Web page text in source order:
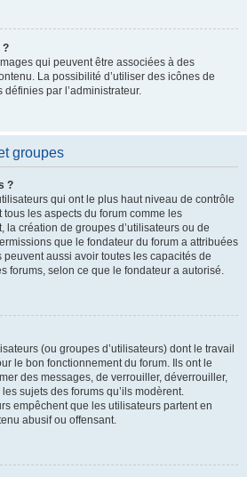
?
qui peuvent être associées à des
La possibilité d’utiliser des icônes de
par l’administrateur.
groupes
?
qui ont le plus haut niveau de contrôle
les aspects du forum comme les
la création de groupes d’utilisateurs ou de
que le fondateur du forum a attribuées
aussi avoir toutes les capacités de
forums, selon ce que le fondateur a autorisé.
(ou groupes d’utilisateurs) dont le travail
le bon fonctionnement du forum. Ils ont le
des messages, de verrouiller, déverrouiller,
sujets des forums qu’ils modèrent.
empêchent que les utilisateurs partent en
abusif ou offensant.